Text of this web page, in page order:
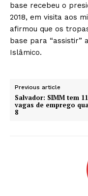
base recebeu o
2018, em visita aos
afirmou que os
base para “assistir”
Islâmico.
Previous article
Salvador: SIMM tem
vagas de emprego
8